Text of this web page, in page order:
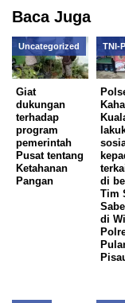
Baca Juga
Uncategorized
Giat
dukungan
terhadap
program
pemerintah
Pusat tentang
Ketahanan
Pangan
TNI-
di
Tim
di